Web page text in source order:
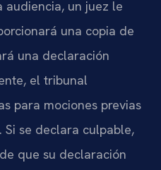
audiencia, un juez le
una copia de
una declaración
el tribunal
para mociones previas
Si se declara culpable,
que su declaración